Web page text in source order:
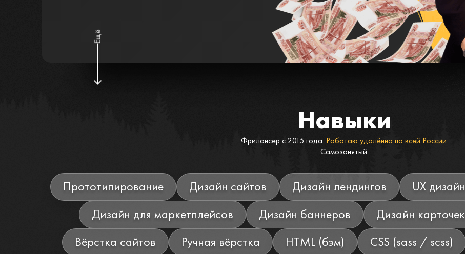
Ещё
Навыки
Фрилансер с 2015 года. Работаю удалённо по всей России.
Самозанятый.
Прототипирование Дизайн сайтов Дизайн лендингов UX дизайн
Дизайн для маркетплейсов
Дизайн баннеров Дизайн карточек
Вёрстка сайтов
Ручная вёрстка HTML (бэм) CSS (sass / scss)